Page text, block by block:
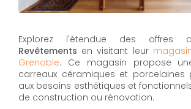
Explorez l'étendue des offres
Revêtements en visitant leur
Grenoble. Ce magasin propose
carreaux céramiques et porcelaines
aux besoins esthétiques et
de construction ou rénovation.